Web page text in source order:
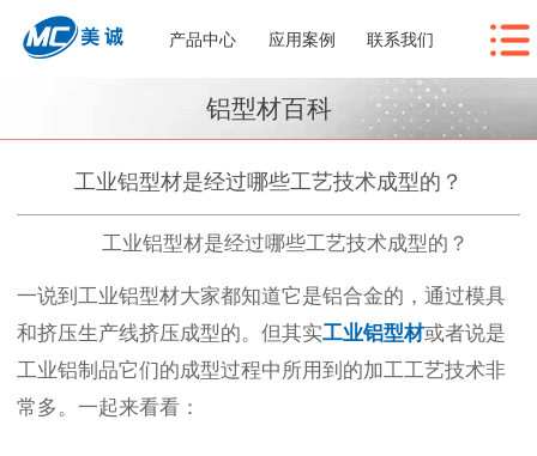
产品中心 应用案例 联系我们
铝型材百科
工业铝型材是经过哪些工艺技术成型的？
工业铝型材是经过哪些工艺技术成型的？
一说到工业铝型材大家都知道它是铝合金的，通过模具
和挤压生产线挤压成型的。但其实工业铝型材或者说是
工业铝制品它们的成型过程中所用到的加工工艺技术非
常多。一起来看看：